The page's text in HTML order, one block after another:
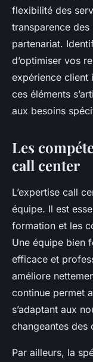
flexibilité des
transparence des
partenariat.
d’optimiser vos
expérience client
ces éléments
aux besoins
Les
call center
L’expertise call
équipe. Il est
formation et les
Une équipe bien
efficace et
améliore
continue permet
s’adaptant aux
changeantes des
Par ailleurs, la